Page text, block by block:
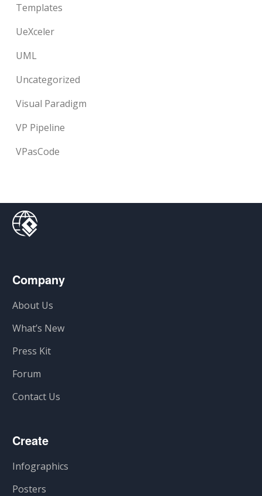
Templates
UeXceler
UML
Uncategorized
Visual Paradigm
VP Pipeline
VPasCode
Company
About Us
What’s New
Press Kit
Forum
Contact Us
Create
Infographics
Posters